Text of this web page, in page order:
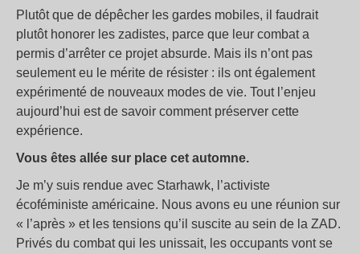
Plutôt que de dépêcher les gardes mobiles, il faudrait
plutôt honorer les zadistes, parce que leur combat a
permis d’arrêter ce projet absurde. Mais ils n’ont pas
seulement eu le mérite de résister : ils ont également
expérimenté de nouveaux modes de vie. Tout l’enjeu
aujourd’hui est de savoir comment préserver cette
expérience.
Vous êtes allée sur place cet automne.
Je m’y suis rendue avec Starhawk, l’activiste
écoféministe américaine. Nous avons eu une réunion sur
« l’après » et les tensions qu’il suscite au sein de la ZAD.
Privés du combat qui les unissait, les occupants vont se